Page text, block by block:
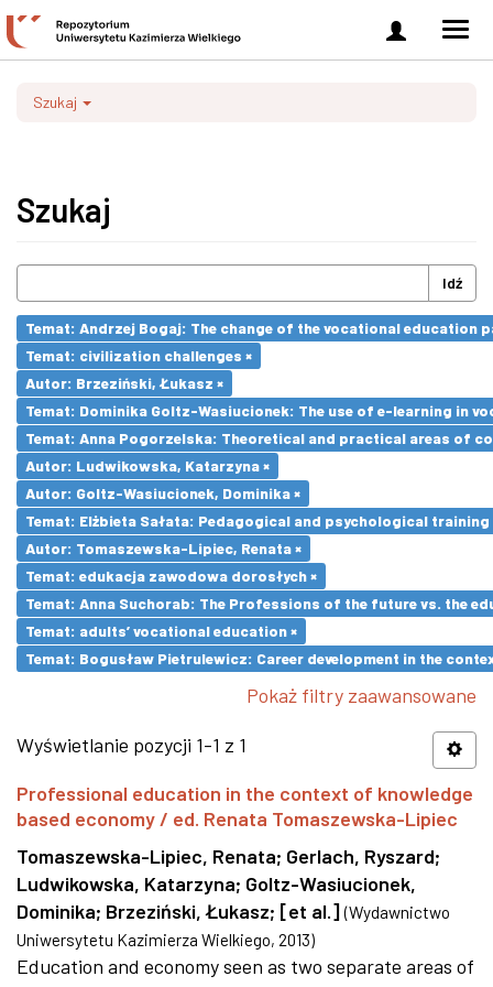
Zaloguj
się
Szukaj
Szukaj
Idź
Temat: Andrzej Bogaj: The change of the vocational education
Temat: civilization challenges ×
Autor: Brzeziński, Łukasz ×
Temat: Dominika Goltz-Wasiucionek: The use of e-learning in
Temat: Anna Pogorzelska: Theoretical and practical areas of
Autor: Ludwikowska, Katarzyna ×
Autor: Goltz-Wasiucionek, Dominika ×
Temat: Elżbieta Sałata: Pedagogical and psychological
Autor: Tomaszewska-Lipiec, Renata ×
Temat: edukacja zawodowa dorosłych ×
Temat: Anna Suchorab: The Professions of the future vs. the
Temat: adults’ vocational education ×
Temat: Bogusław Pietrulewicz: Career development in the
Pokaż filtry zaawansowane
Wyświetlanie pozycji 1-1 z 1
Professional education in the context of knowledge
based economy / ed. Renata Tomaszewska-Lipiec
Tomaszewska-Lipiec, Renata; Gerlach, Ryszard;
Ludwikowska, Katarzyna; Goltz-Wasiucionek,
Dominika; Brzeziński, Łukasz; [et al.] (Wydawnictwo
Uniwersytetu Kazimierza Wielkiego, 2013)
Education and economy seen as two separate areas of